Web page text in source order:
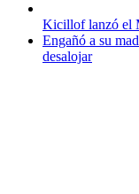
Kicillof lanzó el
Engañó a su
desalojar